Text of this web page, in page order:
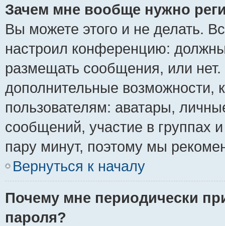
Зачем мне вообще нужно
Вы можете этого и не делать.
настроил конференцию:
размещать сообщения, или
дополнительные
пользователям: аватары,
сообщений, участие в группах
пару минут, поэтому мы
Вернуться к началу
Почему мне периодически
пароля?